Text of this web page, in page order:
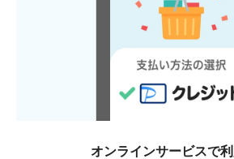
オンラインサービスで